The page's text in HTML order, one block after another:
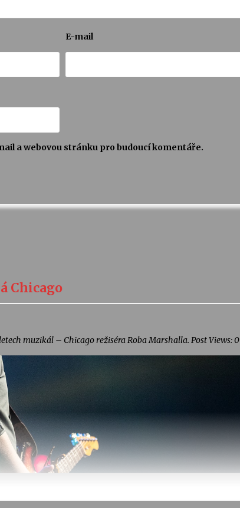
E-mail
a webovou stránku pro budoucí komentáře.
Chicago
muzikál – Chicago režiséra Roba Marshalla. Post Views: 0